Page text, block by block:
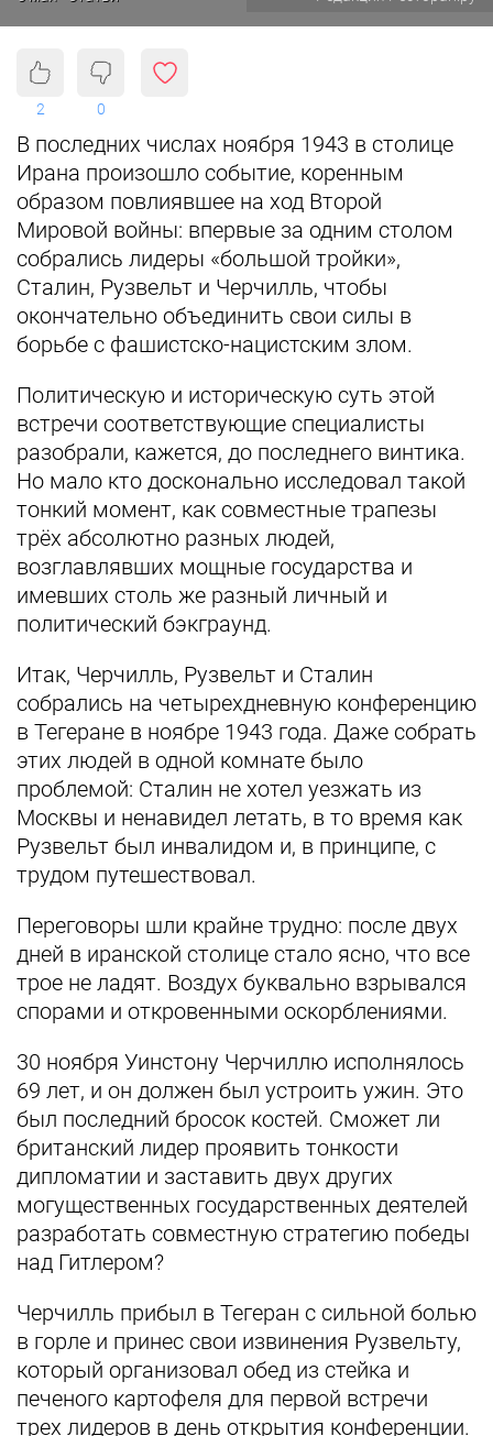
2 0
В последних числах ноября 1943 в столице
Ирана произошло событие, коренным
образом повлиявшее на ход Второй
Мировой войны: впервые за одним столом
собрались лидеры «большой тройки»,
Сталин, Рузвельт и Черчилль, чтобы
окончательно объединить свои силы в
борьбе с фашистско-нацистским злом.
Политическую и историческую суть этой
встречи соответствующие специалисты
разобрали, кажется, до последнего винтика.
Но мало кто досконально исследовал такой
тонкий момент, как совместные трапезы
трёх абсолютно разных людей,
возглавлявших мощные государства и
имевших столь же разный личный и
политический бэкграунд.
Итак, Черчилль, Рузвельт и Сталин
собрались на четырехдневную конференцию
в Тегеране в ноябре 1943 года. Даже собрать
этих людей в одной комнате было
проблемой: Сталин не хотел уезжать из
Москвы и ненавидел летать, в то время как
Рузвельт был инвалидом и, в принципе, с
трудом путешествовал.
Переговоры шли крайне трудно: после двух
дней в иранской столице стало ясно, что все
трое не ладят. Воздух буквально взрывался
спорами и откровенными оскорблениями.
30 ноября Уинстону Черчиллю исполнялось
69 лет, и он должен был устроить ужин. Это
был последний бросок костей. Сможет ли
британский лидер проявить тонкости
дипломатии и заставить двух других
могущественных государственных деятелей
разработать совместную стратегию победы
над Гитлером?
Черчилль прибыл в Тегеран с сильной болью
в горле и принес свои извинения Рузвельту,
который организовал обед из стейка и
печеного картофеля для первой встречи
трех лидеров в день открытия конференции.